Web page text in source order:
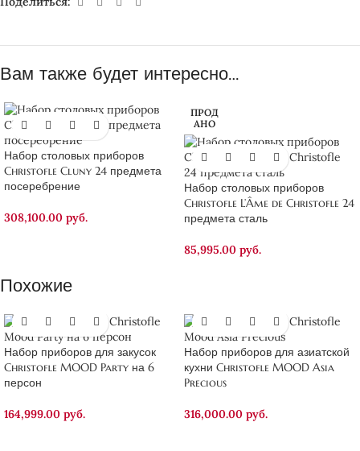
Вам также будет интересно…
Набор столовых приборов
Christofle Cluny 24 предмета
посеребрение
308,100.00 руб.
ПРОД
АНО
Набор столовых приборов
Christofle L’Âme de Christofle 24
предмета сталь
85,995.00 руб.
Похожие
Набор приборов для закусок
Christofle MOOD Party на 6
персон
164,999.00 руб.
Набор приборов для азиатской
кухни Christofle MOOD Asia
Precious
316,000.00 руб.